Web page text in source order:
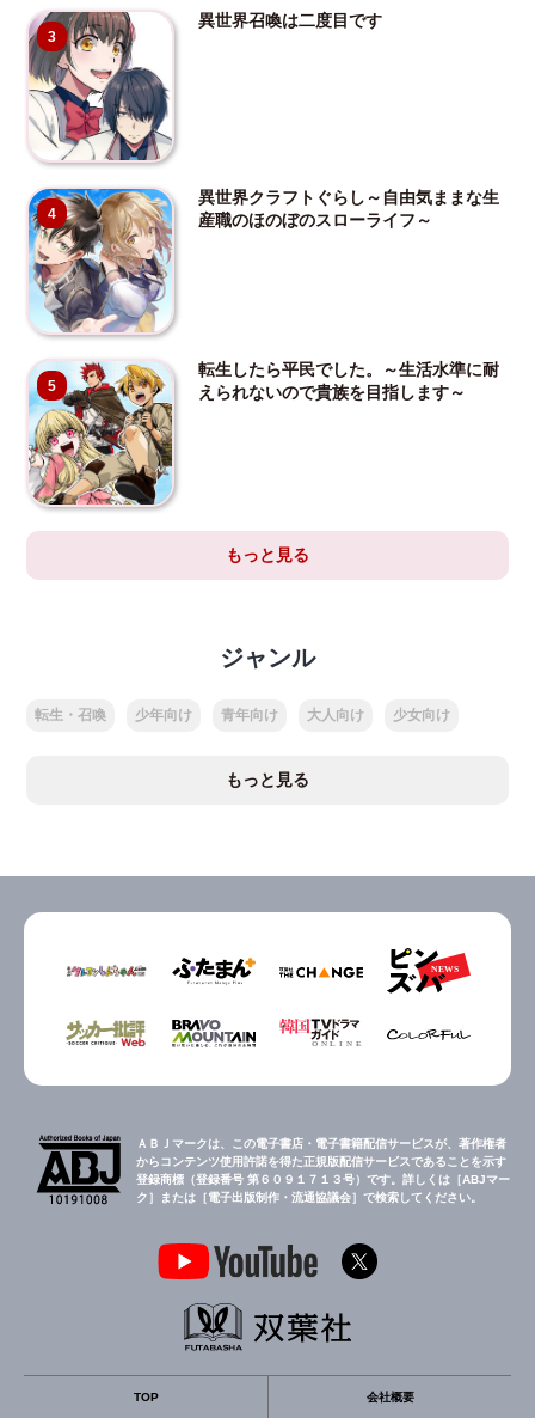
3
異世界召喚は二度目です
4
異世界クラフトぐらし～自由気ままな生
産職のほのぼのスローライフ～
5
転生したら平民でした。～生活水準に耐
えられないので貴族を目指します～
もっと見る
ジャンル
転生・召喚 少年向け 青年向け 大人向け 少女向け
もっと見る
ＡＢＪマークは、この電子書店・電子書籍配信サービスが、著作権者
からコンテンツ使用許諾を得た正規版配信サービスであることを示す
登録商標（登録番号 第６０９１７１３号）です。詳しくは［ABJマー
ク］または［電子出版制作・流通協議会］で検索してください。
TOP 会社概要